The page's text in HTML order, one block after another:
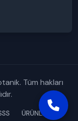
Tüm hakları
ÜRÜNLERİMİZ